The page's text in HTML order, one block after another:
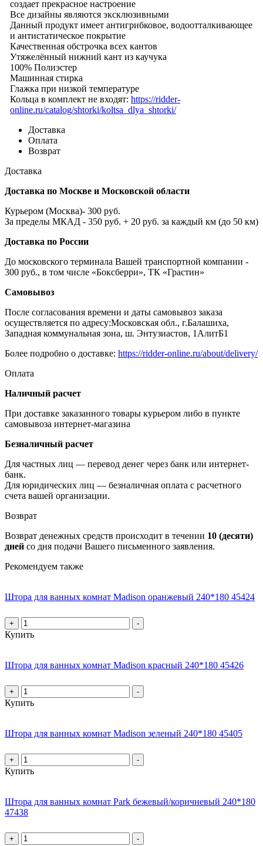
создает прекрасное настроение
Все дизайны являются эксклюзивными
Данный продукт имеет антигрибковое, водоотталкивающее
и антистатическое покрытие
Качественная обстрочка всех кантов
Утяжелённый нижний кант из каучука
100% Полиэстер
Машинная стирка
Глажка при низкой температуре
Кольца в комплект не входят: https://ridder-
online.ru/catalog/shtorki/koltsa_dlya_shtorki/
Доставка
Оплата
Возврат
Доставка
Доставка по Москве и Московской области
Курьером (Москва)- 300 руб.
За пределы МКАД - 350 руб. + 20 руб. за каждый км (до 50 км)
Доставка по России
До московского терминала Вашей транспортной компании -
300 руб., в том числе «Боксберри», ТК «Грастин»
Самовывоз
После согласования времени и даты самовывоз заказа
осуществляется по адресу:Московская обл., г.Балашиха,
Западная коммунальная зона, ш. Энтузиастов, 1АлитБ1
Более подробно о доставке: https://ridder-online.ru/about/delivery/
Оплата
Наличный расчет
При доставке заказанного товары курьером либо в пункте
самовывоза интернет-магазина
Безналичный расчет
Для частных лиц — перевод денег через банк или интернет-
банк.
Для юридических лиц — безналичная оплата с расчетного
счета вашей организации.
Возврат
Возврат денежных средств происходит в течении 10 (десяти)
дней со дня подачи Вашего письменного заявления.
Рекомендуем также
Штора для ванных комнат Madison оранжевый 240*180 45424
+ -
Купить
Штора для ванных комнат Madison красный 240*180 45426
+ -
Купить
Штора для ванных комнат Madison зеленый 240*180 45405
+ -
Купить
Штора для ванных комнат Park бежевый/коричневый 240*180
47438
+ -